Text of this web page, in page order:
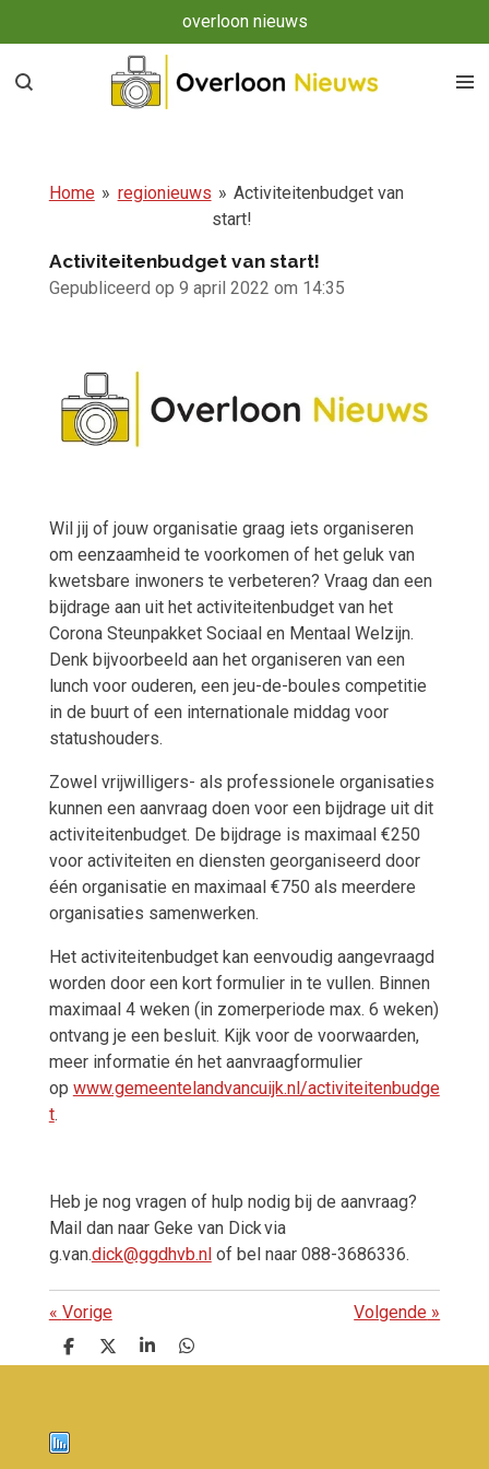
direct
naar
overloon nieuws
Home » regionieuws » Activiteitenbudget van
start!
Activiteitenbudget van start!
Gepubliceerd op 9 april 2022 om 14:35
Wil jij of jouw organisatie graag iets organiseren
om eenzaamheid te voorkomen of het geluk van
kwetsbare inwoners te verbeteren? Vraag dan een
bijdrage aan uit het activiteitenbudget van het
Corona Steunpakket Sociaal en Mentaal Welzijn.
Denk bijvoorbeeld aan het organiseren van een
lunch voor ouderen, een jeu-de-boules competitie
in de buurt of een internationale middag voor
statushouders.
Zowel vrijwilligers- als professionele organisaties
kunnen een aanvraag doen voor een bijdrage uit dit
activiteitenbudget. De bijdrage is maximaal €250
voor activiteiten en diensten georganiseerd door
één organisatie en maximaal €750 als meerdere
organisaties samenwerken.
Het activiteitenbudget kan eenvoudig aangevraagd
worden door een kort formulier in te vullen. Binnen
maximaal 4 weken (in zomerperiode max. 6 weken)
ontvang je een besluit. Kijk voor de voorwaarden,
meer informatie én het aanvraagformulier
op www.gemeentelandvancuijk.nl/activiteitenbudge
t.
Heb je nog vragen of hulp nodig bij de aanvraag?
Mail dan naar Geke van Dick via
g.van.dick@ggdhvb.nl of bel naar 088-3686336.
« Vorige Volgende »
D
e
D
e
S
h
D
e